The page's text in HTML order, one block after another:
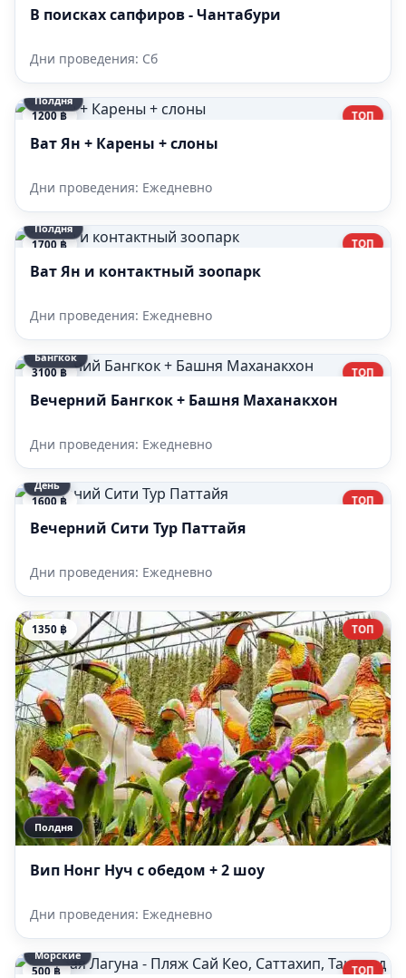
В поисках сапфиров - Чантабури
Дни проведения: Сб
1200 ฿ ТОП
Полдня
Ват Ян + Карены + слоны
Дни проведения: Ежедневно
1700 ฿ ТОП
Полдня
Ват Ян и контактный зоопарк
Дни проведения: Ежедневно
3100 ฿ ТОП
Бангкок
Вечерний Бангкок + Башня Маханакхон
Дни проведения: Ежедневно
1600 ฿ ТОП
День
Вечерний Сити Тур Паттайя
Дни проведения: Ежедневно
1350 ฿ ТОП
Полдня
Вип Нонг Нуч с обедом + 2 шоу
Дни проведения: Ежедневно
500 ฿ ТОП
Морские